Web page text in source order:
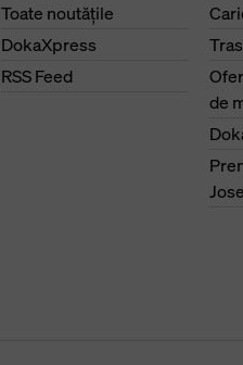
Toate noutăţile
DokaXpress
RSS Feed
de